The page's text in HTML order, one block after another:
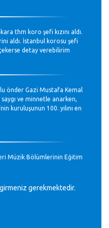
thm koro şefi kızını aldı.
aldı. İstanbul korosu şefi
detay verebilirim
önder Gazi Mustafa Kemal
ve minnetle anarken,
kuruluşunun 100. yılını en
Müzik Bölümlerinin Eğitim
gerekmektedir.